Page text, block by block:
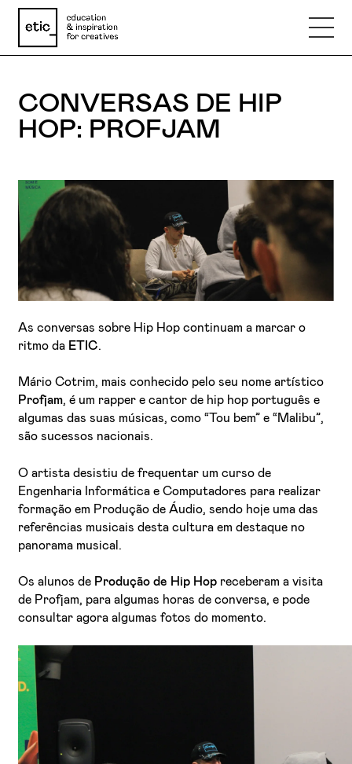
Nome
Telefone
Mensagem
Li e aceito aPolítica de Privacidade
CONVERSAS DE HIP
HOP: PROFJAM
As conversas sobre Hip Hop continuam a marcar o
ritmo da ETIC.
Mário Cotrim, mais conhecido pelo seu nome artístico
Profjam, é um rapper e cantor de hip hop português e
algumas das suas músicas, como “Tou bem” e “Malibu”,
são sucessos nacionais.
O artista desistiu de frequentar um curso de
Engenharia Informática e Computadores para realizar
formação em Produção de Áudio, sendo hoje uma das
referências musicais desta cultura em destaque no
panorama musical.
Os alunos de Produção de Hip Hop receberam a visita
de Profjam, para algumas horas de conversa, e pode
consultar agora algumas fotos do momento.